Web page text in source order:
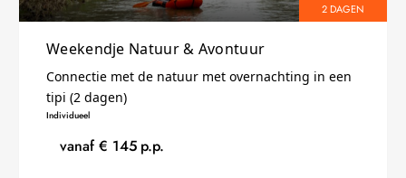
2 DAGEN
Weekendje Natuur & Avontuur
Connectie met de natuur met overnachting in een
tipi (2 dagen)
Individueel
p.p.
145
vanaf €